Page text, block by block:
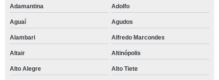
Adamantina Adolfo
Aguaí Agudos
Alambari Alfredo Marcondes
Altair Altinópolis
Alto Alegre Alto Tiete